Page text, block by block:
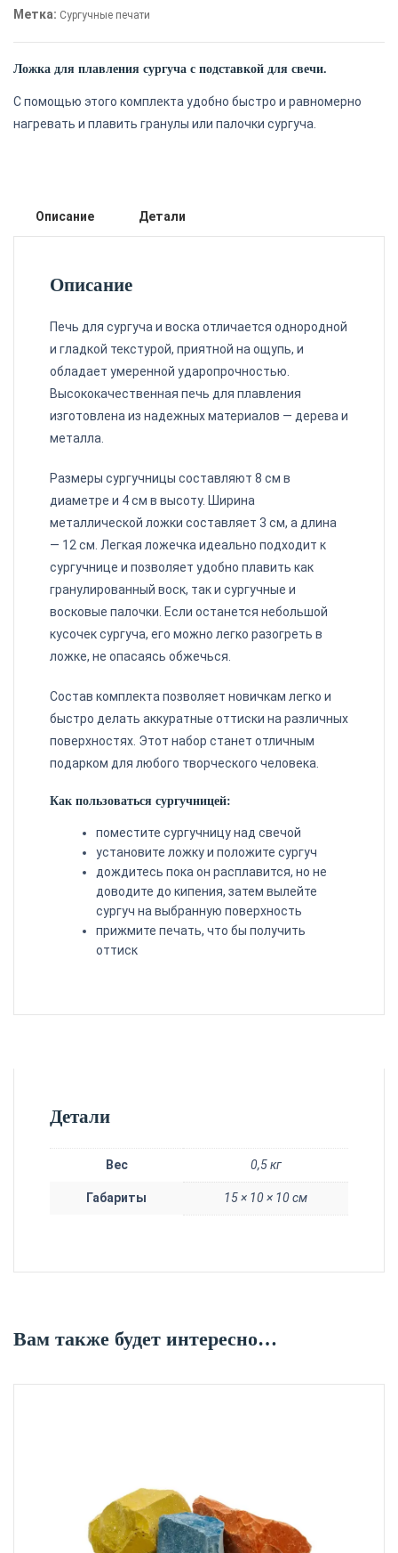
сургуча
для
свечи
Метка: Сургучные печати
Ложка для плавления сургуча с подставкой для свечи.
C помощью этого комплекта удобно быстро и равномерно
нагревать и плавить гранулы или палочки сургуча.
Описание Детали
Описание
Печь для сургучаи воска отличается однородной
и гладкой текстурой, приятной на ощупь, и
обладает умеренной ударопрочностью.
Высококачественная печь для плавления
изготовлена из надежных материалов — дерева и
металла.
Размеры сургучницы составляют 8 см в
диаметре и 4 см в высоту. Ширина
металлической ложки составляет 3 см, а длина
— 12 см. Легкая ложечка идеально подходит к
сургучнице и позволяет удобно плавить как
гранулированный воск, так и сургучные и
восковые палочки. Если останется небольшой
кусочек сургуча, его можно легко разогреть в
ложке, не опасаясь обжечься.
Состав комплекта позволяет новичкам легко и
быстро делать аккуратные оттиски на различных
поверхностях. Этот набор станет отличным
подарком для любого творческого человека.
Как пользоваться сургучницей:
поместите сургучницу над свечой
установите ложку и положите сургуч
дождитесь пока он расплавится, но не
доводите до кипения, затем вылейте
сургуч на выбранную поверхность
прижмите печать, что бы получить
оттиск
Детали
Вес 0,5 кг
Габариты 15 × 10 × 10 см
Вам также будет интересно…